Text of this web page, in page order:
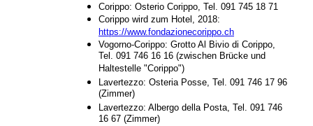
Corippo: Osterio Corippo, Tel. 091 745 18 71
Corippo wird zum Hotel, 2018:
https://www.fondazionecorippo.ch
Vogorno-Corippo: Grotto Al Bivio di Corippo,
Tel. 091 746 16 16 (zwischen Brücke und
Haltestelle "Corippo")
Lavertezzo: Osteria Posse, Tel. 091 746 17 96
(Zimmer)
Lavertezzo: Albergo della Posta, Tel. 091 746
16 67 (Zimmer)